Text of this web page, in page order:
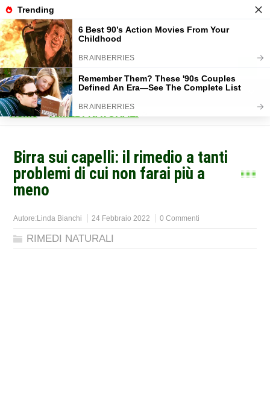
Home>RIMEDI NATURALI
Birra sui capelli: il rimedio a tanti
problemi di cui non farai più a
meno
Autore:Linda Bianchi 24 Febbraio 2022 0 Commenti
RIMEDI NATURALI